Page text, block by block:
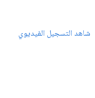
شاهد التسجيل الفيديوي